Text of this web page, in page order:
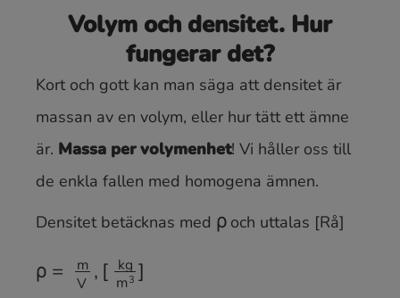
Volym och densitet. Hur
fungerar det?
Kort och gott kan man säga att densitet är
massan av en volym, eller hur tätt ett ämne
är. Massa per volymenhet! Vi håller oss till
de enkla fallen med homogena ämnen.
Densitet betäcknas med
och uttalas [Rå]